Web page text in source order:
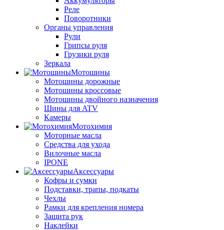
Реле
Поворотники
Органы управления
Рули
Грипсы руля
Грузики руля
Зеркала
Мотошины
Мотошины дорожные
Мотошины кроссовые
Мотошины двойного назначения
Шины для ATV
Камеры
Мотохимия
Моторные масла
Средства для ухода
Вилочные масла
IPONE
Аксессуары
Кофры и сумки
Подставки, трапы, подкаты
Чехлы
Рамки для крепления номера
Защита рук
Наклейки